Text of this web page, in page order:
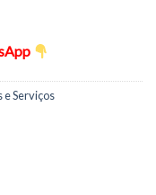
e Serviços